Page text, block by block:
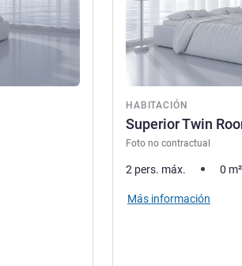
HABITACIÓN
Superior Twin
Foto no contractual
2 pers. máx. 0 m²
Más información